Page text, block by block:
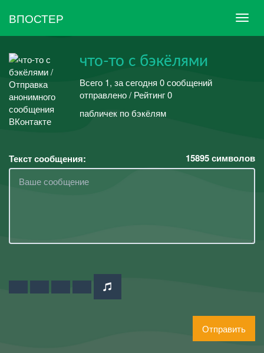
ВПОСТЕР
что-то с бэкёлями
Всего 1, за сегодня 0 сообщений
отправлено / Рейтинг 0
пабличек по бэкёлям
Текст сообщения: 15895символов
Отправить